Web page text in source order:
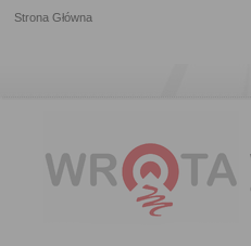
Strona Główna